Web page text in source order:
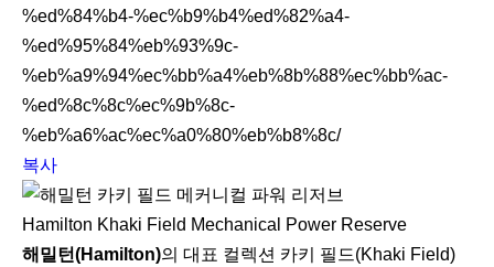
h
a
r
e
%ed%84%b4-%ec%b9%b4%ed%82%a4-
%ed%95%84%eb%93%9c-
%eb%a9%94%ec%bb%a4%eb%8b%88%ec%bb%ac-
%ed%8c%8c%ec%9b%8c-
%eb%a6%ac%ec%a0%80%eb%b8%8c/
복사
Hamilton Khaki Field Mechanical Power Reserve
해밀턴(Hamilton)의 대표 컬렉션 카키 필드(Khaki Field)